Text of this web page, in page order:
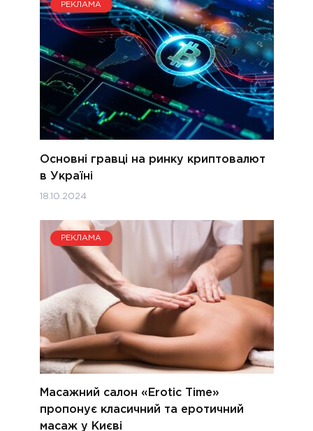
РЕКЛАМА
Основні гравці на ринку криптовалют
в Україні
18.10.2024
РЕКЛАМА
Масажний салон «Erotic Time»
пропонує класичний та еротичний
масаж у Києві